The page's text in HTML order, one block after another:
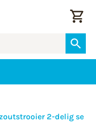
2-delig se